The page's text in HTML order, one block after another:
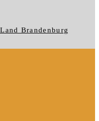
Brandenburg